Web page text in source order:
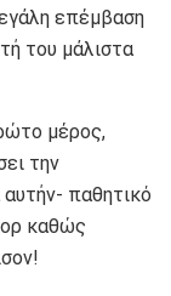
επέμβαση
του μάλιστα
μέρος,
την
παθητικό
καθώς